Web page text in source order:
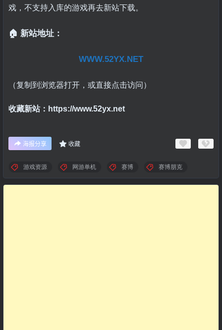
戏，不支持入库的游戏再去新站下载。
🏠 新站地址：
WWW.52YX.NET
（复制到浏览器打开，或直接点击访问）
收藏新站：https://www.52yx.net
海报分享 收藏
游戏资源 网游单机 赛博 赛博朋克